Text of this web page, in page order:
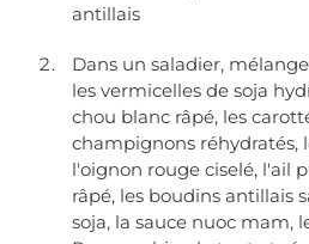
antillais
Dans un saladier,
les vermicelles de soja
chou blanc râpé, les
champignons réhydratés,
l'oignon rouge ciselé, l'ail
râpé, les boudins antillais
soja, la sauce nuoc mam,